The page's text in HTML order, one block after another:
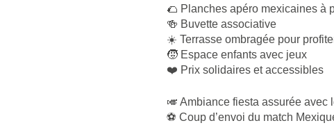
🌮 Planches apéro mexicaines à
🍻 Buvette associative
☀️ Terrasse ombragée pour
🧒 Espace enfants avec jeux
❤️ Prix solidaires et accessibles
🎺 Ambiance fiesta assurée avec
⚽ Coup d’envoi du match